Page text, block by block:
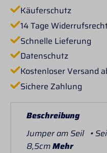
Käuferschutz
14 Tage
Schnelle Lieferung
Datenschutz
Kostenloser Versand
Sichere Zahlung
Beschreibung
Jumper am Seil •
8,5cmMehr